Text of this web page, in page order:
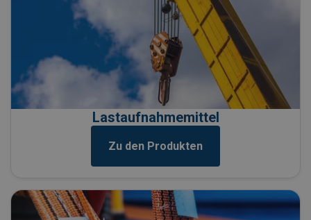
Lastaufnahmemittel
Zu den Produkten